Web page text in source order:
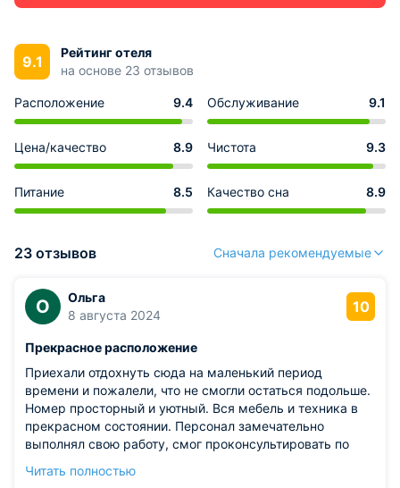
9.1
Рейтинг отеля
на основе 23 отзывов
Расположение 9.4 Обслуживание 9.1
Цена/качество 8.9 Чистота 9.3
Питание 8.5 Качество сна 8.9
23 отзывов Сначала рекомендуемые
О
Ольга
8 августа 2024
10
Прекрасное расположение
Приехали отдохнуть сюда на маленький период
времени и пожалели, что не смогли остаться подольше.
Номер просторный и уютный. Вся мебель и техника в
прекрасном состоянии. Персонал замечательно
выполнял свою работу, смог проконсультировать по
сказка! Расположение отличное, прям у подножья гор!
Читать полностью